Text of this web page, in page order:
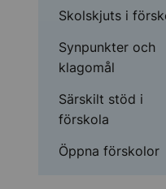
Skolskjuts i
Synpunkter och
klagomål
Särskilt stöd i
förskola
Öppna förskolor